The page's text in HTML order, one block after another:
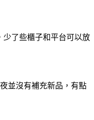
少了些櫃子和平台可以放
並沒有補充新品，有點